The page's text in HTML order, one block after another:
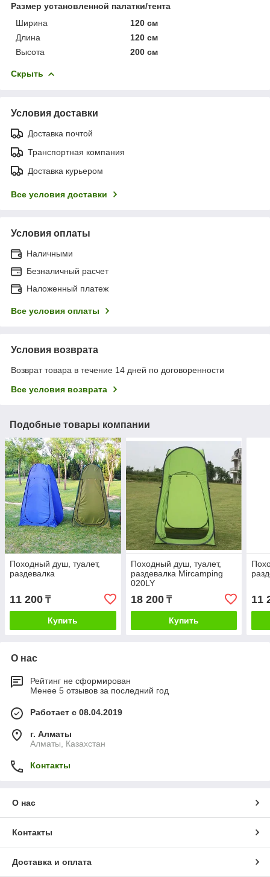
Размер установленной палатки/тента
Ширина
120 см
Длина
120 см
Высота
200 см
Скрыть
Условия доставки
Доставка почтой
Транспортная компания
Доставка курьером
Все условия доставки
Условия оплаты
Наличными
Безналичный расчет
Наложенный платеж
Все условия оплаты
Условия возврата
Возврат товара в течение 14 дней по договоренности
Все условия возврата
Подобные товары компании
Походный душ, туалет,
раздевалка
11 200 ₸
Купить
Походный душ, туалет,
раздевалка Mircamping
020LY
18 200₸
Купить
11
О нас
Рейтинг не сформирован
Менее 5 отзывов за последний год
Работает с 08.04.2019
г. Алматы
Алматы, Казахстан
Контакты
О нас
Контакты
Доставка и оплата